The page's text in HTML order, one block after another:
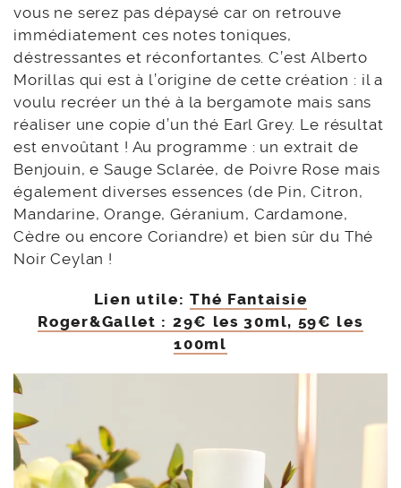
vous ne serez pas dépaysé car on retrouve
immédiatement ces notes toniques,
déstressantes et réconfortantes. C’est Alberto
Morillas qui est à l’origine de cette création : il a
voulu recréer un thé à la bergamote mais sans
réaliser une copie d’un thé Earl Grey. Le résultat
est envoûtant ! Au programme : un extrait de
Benjouin, e Sauge Sclarée, de Poivre Rose mais
également diverses essences (de Pin, Citron,
Mandarine, Orange, Géranium, Cardamone,
Cèdre ou encore Coriandre) et bien sûr du Thé
Noir Ceylan !
Lien utile: Thé Fantaisie
Roger&Gallet : 29€ les 30ml, 59€ les
100ml